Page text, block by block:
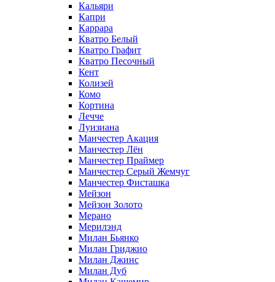
Кальяри
Капри
Каррара
Кватро Белый
Кватро Графит
Кватро Песочный
Кент
Колизей
Комо
Кортина
Лечче
Луизиана
Манчестер Акация
Манчестер Лён
Манчестер Праймер
Манчестер Серый Жемчуг
Манчестер Фисташка
Мейзон
Мейзон Золото
Мерано
Мерилэнд
Милан Бьянко
Милан Гриджио
Милан Джинс
Милан Дуб